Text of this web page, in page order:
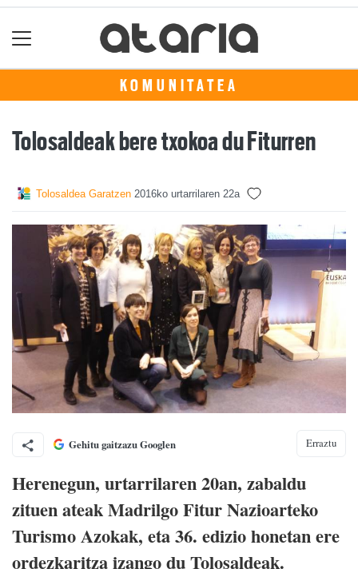
KOMUNITATEA
Tolosaldeak bere txokoa du Fiturren
Tolosaldea Garatzen 2016ko urtarrilaren 22a
Gehitu gaitzazu Googlen Erraztu
Herenegun, urtarrilaren 20an, zabaldu
zituen ateak Madrilgo Fitur Nazioarteko
Turismo Azokak, eta 36. edizio honetan ere
ordezkaritza izango du Tolosaldeak.